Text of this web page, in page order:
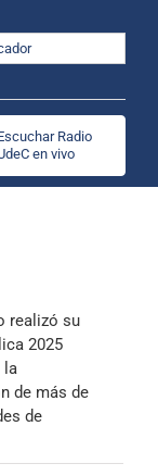
Radio
en vivo
realizó su
2025
la
de más de
de